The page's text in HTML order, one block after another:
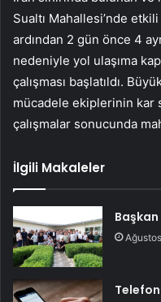
Sualtı Mahallesi’nde
ardından 2 gün önce 4
nedeniyle yol ulaşıma
çalışması başlatıldı.
mücadele ekiplerinin kar
çalışmalar sonucunda
İlgili Makaleler